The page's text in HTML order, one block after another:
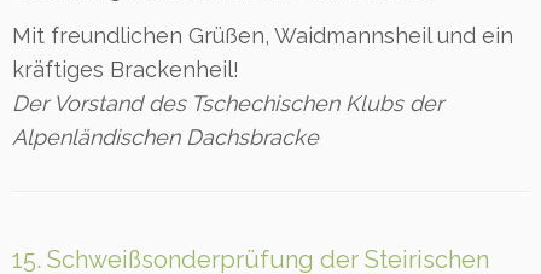
Mit freundlichen Grüßen, Waidmannsheil und ein
kräftiges Brackenheil!
Der Vorstand des Tschechischen Klubs der
Alpenländischen Dachsbracke
15. Schweißsonderprüfung der Steirischen